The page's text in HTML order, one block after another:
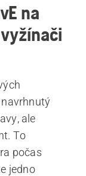
na
ale
To
počas
jedno